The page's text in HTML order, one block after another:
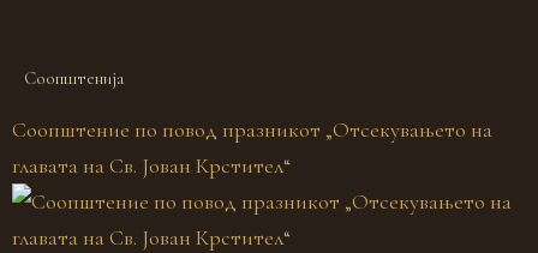
Соопштенија
Соопштение по повод празникот „Отсекувањето на
главата на Св. Јован Крстител“